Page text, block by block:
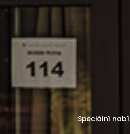
Speciální